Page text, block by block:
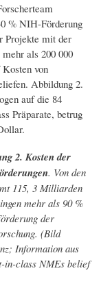
% NIH-Förderung
Projekte mit der
als 200 000
von
Abbildung 2.
auf die 84
Präparate, betrug
2. Kosten der
. Von den
115, 3 Milliarden
mehr als 90 %
der
(Bild
Information aus
class NMEs belief